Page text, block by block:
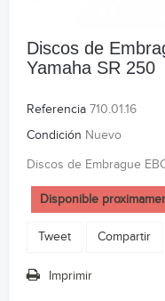
Discos de
Yamaha SR 250
Referencia 710.01.16
Condición Nuevo
Discos de Embrague
Disponible
Tweet Compartir
Imprimir